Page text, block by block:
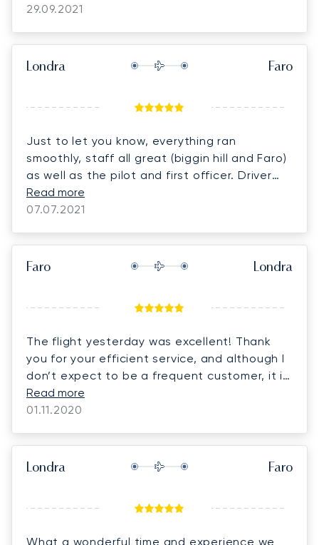
29.09.2021
Londra Faro
Just to let you know, everything ran
smoothly, staff all great (biggin hill and Faro)
as well as the pilot and first officer. Driver
dropped us off and liaised with villa for us.
We are now sitting around a pool. Thanks.
Read more
07.07.2021
Faro Londra
The flight yesterday was excellent! Thank
you for your efficient service, and although I
don’t expect to be a frequent customer, it is
likely I will return to you in the future.
Read more
01.11.2020
Londra Faro
What a wonderful time and experience we